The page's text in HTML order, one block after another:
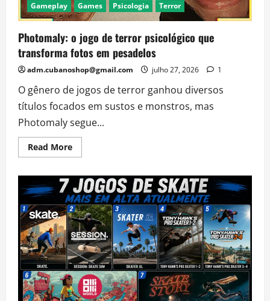
Gameplay Games Psicologia Terror
Photomaly: o jogo de terror psicológico que
transforma fotos em pesadelos
adm.cubanoshop@gmail.com julho 27, 2026 1
O gênero de jogos de terror ganhou diversos
títulos focados em sustos e monstros, mas
Photomaly segue...
Read MoreRead
more
jogo
de
terror
psicológico
que
transforma
fotos
em
pesadelos